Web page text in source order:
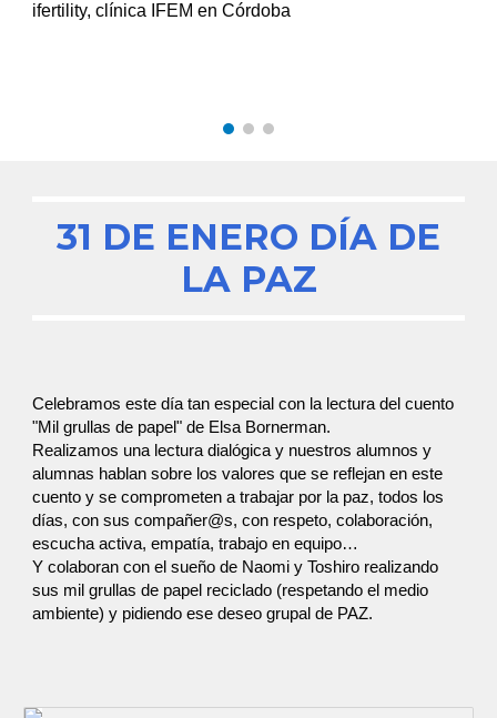
ifertility, clínica IFEM en Córdoba
31 DE ENERO DÍA DE
LA PAZ
Celebramos este día tan especial con la lectura del cuento
"Mil grullas de papel" de Elsa Bornerman.
Realizamos una lectura dialógica y nuestros alumnos y
alumnas hablan sobre los valores que se reflejan en este
cuento y se comprometen a trabajar por la paz, todos los
días, con sus compañer@s, con respeto, colaboración,
escucha activa, empatía, trabajo en equipo…
Y colaboran con el sueño de Naomi y Toshiro realizando
sus mil grullas de papel reciclado (respetando el medio
ambiente) y pidiendo ese deseo grupal de PAZ.